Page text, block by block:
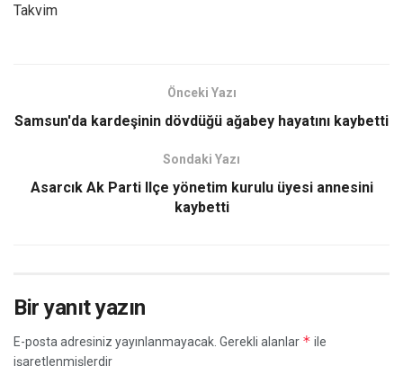
Takvim
Önceki Yazı
Samsun'da kardeşinin dövdüğü ağabey hayatını kaybetti
Sondaki Yazı
Asarcık Ak Parti Ilçe yönetim kurulu üyesi annesini
kaybetti
Bir yanıt yazın
E-posta adresiniz yayınlanmayacak. Gerekli alanlar * ile
işaretlenmişlerdir